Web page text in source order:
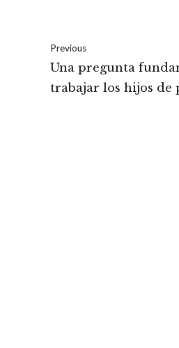
Previous
Una pregunta
trabajar los hijos de